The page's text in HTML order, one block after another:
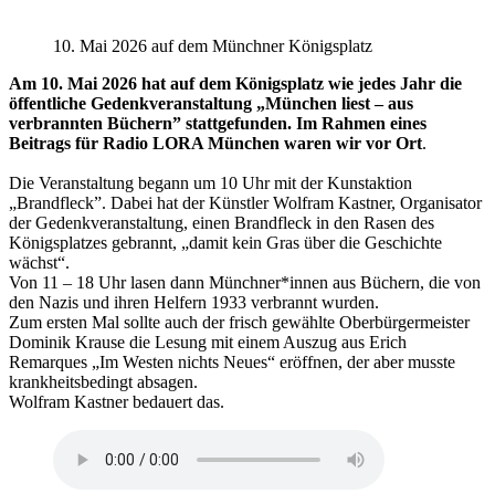
10. Mai 2026 auf dem Münchner Königsplatz
Am 10. Mai 2026 hat auf dem Königsplatz wie jedes Jahr die
öffentliche Gedenkveranstaltung „München liest – aus
verbrannten Büchern” stattgefunden. Im Rahmen eines
Beitrags für Radio LORA München waren wir vor Ort.
Die Veranstaltung begann um 10 Uhr mit der Kunstaktion
„Brandfleck”. Dabei hat der Künstler Wolfram Kastner, Organisator
der Gedenkveranstaltung, einen Brandfleck in den Rasen des
Königsplatzes gebrannt, „damit kein Gras über die Geschichte
wächst“.
Von 11 – 18 Uhr lasen dann Münchner*innen aus Büchern, die von
den Nazis und ihren Helfern 1933 verbrannt wurden.
Zum ersten Mal sollte auch der frisch gewählte Oberbürgermeister
Dominik Krause die Lesung mit einem Auszug aus Erich
Remarques „Im Westen nichts Neues“ eröffnen, der aber musste
krankheitsbedingt absagen.
Wolfram Kastner bedauert das.